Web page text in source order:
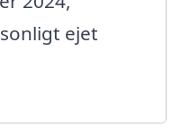
ejet